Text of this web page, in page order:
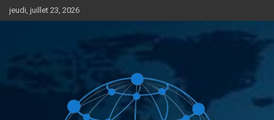
Aller
au
jeudi, juillet 23, 2026